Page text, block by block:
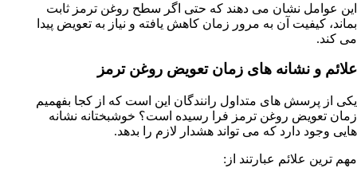
این عوامل نشان می دهند که حتی اگر سطح روغن ترمز ثابت
بماند، کیفیت آن به مرور زمان کاهش یافته و نیاز به تعویض پیدا
می کند.
علائم و نشانه های زمان تعویض روغن ترمز
یکی از پرسش های متداول رانندگان این است که از کجا بفهمیم
زمان تعویض روغن ترمز فرا رسیده است؟ خوشبختانه نشانه
هایی وجود دارد که می تواند هشدار لازم را بدهد.
مهم ترین علائم عبارتند از: